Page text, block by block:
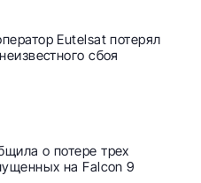
Eutelsat потерял
сбоя
о потере трех
на Falcon 9